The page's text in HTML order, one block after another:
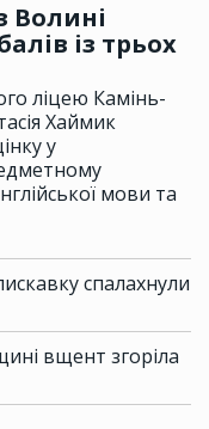
Волині
із трьох
ліцею Камінь-
Хаймик
у
мови та
спалахнули
вщент згоріла